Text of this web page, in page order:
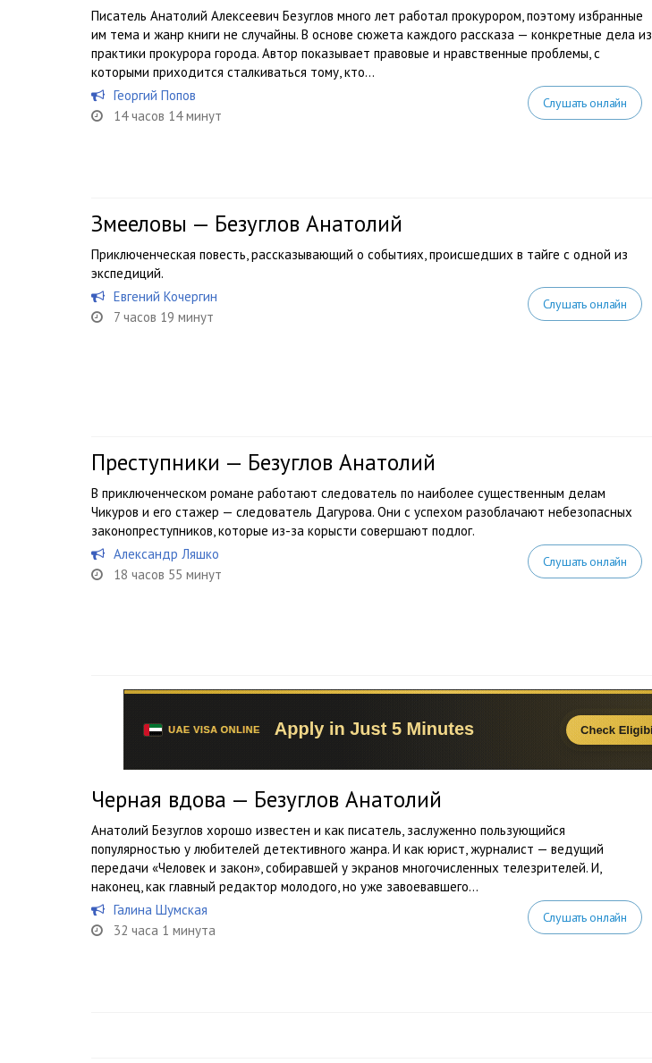
Писатель Анатолий Алексеевич Безуглов много лет работал прокурором, поэтому избранные
им тема и жанр книги не случайны. В основе сюжета каждого рассказа — конкретные дела из
практики прокурора города. Автор показывает правовые и нравственные проблемы, с
которыми приходится сталкиваться тому, кто...
Георгий Попов
14 часов 14 минут
Слушать онлайн
Змееловы — Безуглов Анатолий
Приключенческая повесть, рассказывающий о событиях, происшедших в тайге с одной из
экспедиций.
Евгений Кочергин
7 часов 19 минут
Слушать онлайн
Преступники — Безуглов Анатолий
В приключенческом романе работают следователь по наиболее существенным делам
Чикуров и его стажер — следователь Дагурова. Они с успехом разоблачают небезопасных
законопреступников, которые из-за корысти совершают подлог.
Александр Ляшко
18 часов 55 минут
Слушать онлайн
Черная вдова — Безуглов Анатолий
Анатолий Безуглов хорошо известен и как писатель, заслуженно пользующийся
популярностью у любителей детективного жанра. И как юрист, журналист — ведущий
передачи «Человек и закон», собиравшей у экранов многочисленных телезрителей. И,
наконец, как главный редактор молодого, но уже завоевавшего...
Галина Шумская
32 часа 1 минута
Слушать онлайн